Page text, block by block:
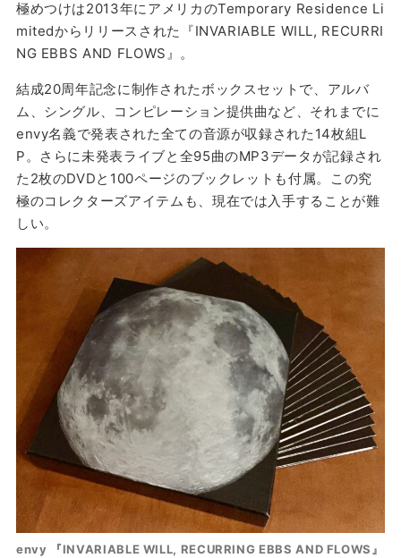
極めつけは2013年にアメリカのTemporary Residence Li
mitedからリリースされた『INVARIABLE WILL, RECURRI
NG EBBS AND FLOWS』。
結成20周年記念に制作されたボックスセットで、アルバ
ム、シングル、コンピレーション提供曲など、それまでに
envy名義で発表された全ての音源が収録された14枚組L
P。さらに未発表ライブと全95曲のMP3データが記録され
た2枚のDVDと100ページのブックレットも付属。この究
極のコレクターズアイテムも、現在では入手することが難
しい。
envy 『INVARIABLE WILL, RECURRING EBBS AND FLOWS』